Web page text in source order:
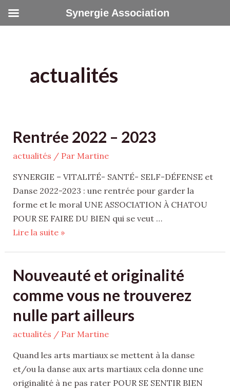
au
actualités
Rentrée 2022 – 2023
actualités / Par Martine
SYNERGIE – VITALITÉ- SANTÉ- SELF-DÉFENSE et
Danse 2022-2023 : une rentrée pour garder la
forme et le moral UNE ASSOCIATION À CHATOU
POUR SE FAIRE DU BIEN qui se veut …
Rentrée
–
2023
Lire la suite »
Nouveauté et originalité
comme vous ne trouverez
nulle part ailleurs
actualités / Par Martine
Quand les arts martiaux se mettent à la danse
et/ou la danse aux arts martiaux cela donne une
originalité à ne pas rater POUR SE SENTIR BIEN
Nouveauté
originalité
comme
ne
trouverez
nulle
part
Synergie Association